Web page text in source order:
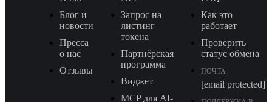
Блог и
новости
Пресса
о нас
Отзывы
Запрос на
листинг
токена
Партнёрская
программа
Виджет
MCP для AI-
Как это
работает
Проверить
статус обмена
ПОЧТА
[email protected]